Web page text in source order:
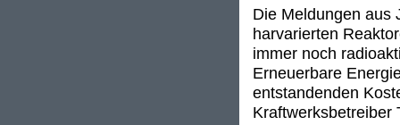
Die Meldungen aus
harvarierten
immer noch
Erneuerbare
entstandenden
Kraftwerksbetreiber